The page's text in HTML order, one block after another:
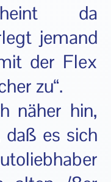
da
jemand
der Flex
zu“.
näher hin,
es sich